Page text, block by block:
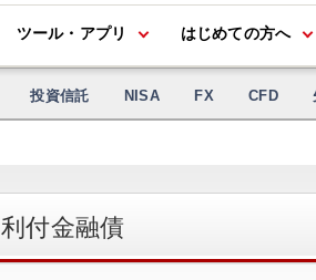
ツール・アプリ はじめての方へ
投資信託 NISA FX CFD
利付金融債